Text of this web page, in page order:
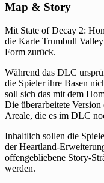
Map & Story
Mit State of Decay 2:
die Karte Trumbull Valley
Form zurück.
Während das DLC
die Spieler ihre Basen
soll sich das mit dem
Die überarbeitete
Areale, die es im DLC
Inhaltlich sollen die
der Heartland-
offengebliebene Story-
werden.